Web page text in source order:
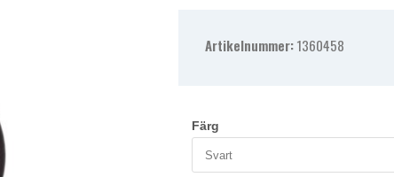
Artikelnummer:1360458
Färg